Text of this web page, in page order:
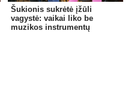
Šukionis sukrėtė įžūli
vagystė: vaikai liko be
muzikos instrumentų